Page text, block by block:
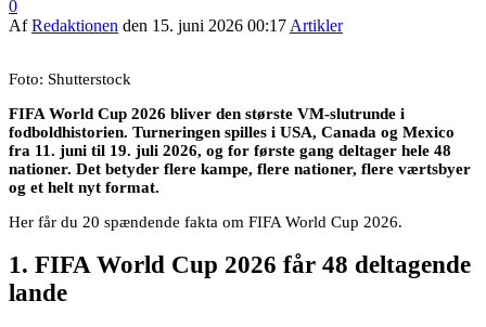
0
AfRedaktionen den 15. juni 2026 00:17 Artikler
Foto: Shutterstock
FIFA World Cup 2026 bliver den største VM-slutrunde i
fodboldhistorien. Turneringen spilles i USA, Canada og Mexico
fra 11. juni til 19. juli 2026, og for første gang deltager hele 48
nationer. Det betyder flere kampe, flere nationer, flere værtsbyer
og et helt nyt format.
Her får du 20 spændende fakta om FIFA World Cup 2026.
1. FIFA World Cup 2026 får 48 deltagende
lande